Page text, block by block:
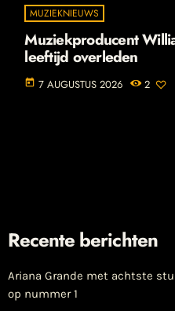
MUZIEKNIEUWS
Muziekproducent
leeftijd overleden
today 7 AUGUSTUS 2026 2
Recente berichten
Ariana Grande met achtste
op nummer 1